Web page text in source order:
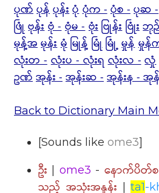
ပုဏ်ပုန်ပုန်းပုံပုံက -ပုံစ -ပုဆ -
ဖြုံဗုန်းဗုံ -ဗုံမ -ဗုံးဗြုန်း ဗြုံးဘု
မုန့်အမုန်းမုံမြုန့် မြုံမြုံ့ မှုန်မှုန်
လုံးတ - လုံးပ - လုံးရ လုံးလ - လှုံ
ဥဏ်အုန်း -အုန်းဆ -အုန်းန - အု
Back to Dictionary Main
[Sounds like ome3]
ဦး | ome3 - နောက်ပိတ်
သည့် အသုံးအနှုန်း |ta1-